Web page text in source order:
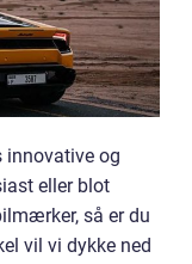
innovative og
eller blot
så er du
vil vi dykke ned